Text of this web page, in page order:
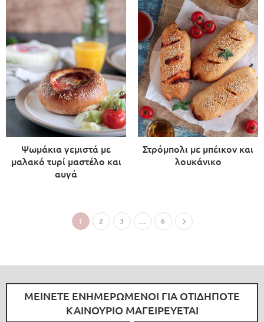
Ψωμάκια γεμιστά με
μαλακό τυρί μαστέλο και
αυγά
Στρόμπολι με μπέικον και
λουκάνικο
1 2 3 … 6
ΜΕΙΝΕΤΕ ΕΝΗΜΕΡΩΜΕΝΟΙ ΓΙΑ ΟΤΙΔΗΠΟΤΕ
ΚΑΙΝΟΥΡΙΟ ΜΑΓΕΙΡΕΥΕΤΑΙ